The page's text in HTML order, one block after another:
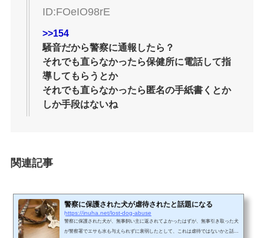
ID:FOeIO98rE
>>154
騒音だから警察に通報したら？
それでも直らなかったら保健所に電話して指
導してもらうとか
それでも直らなかったら匿名の手紙書くとか
しか手段はないね
関連記事
警察に保護された犬が虐待されたと話題になる
https://inuha.net/lost-dog-abuse
警察に保護された犬が、無事飼い主に返されてよかったはずが、無事引き取った犬
が警察署でエサも水も与えられずに衰弱したとして、これは虐待ではないかと話題